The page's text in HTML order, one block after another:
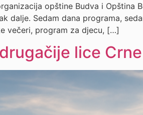
opštine Budva i Opština
Sedam dana programa,
večeri, program za djecu, […]
lice